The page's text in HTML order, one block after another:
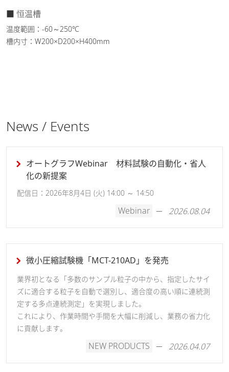
■ 恒温槽
温度範囲：-60～250℃
槽内寸：W200×D200×H400mm
News / Events
オートグラフWebinar 材料試験の自動化・省人
化の新提案
配信日：2026年8月4日 (火) 14:00 ～ 14:50
Webinar 2026.08.04
微小圧縮試験機「MCT-210AD」を発売
業界初となる「多数のサンプル粒子の中から、指定したサイ
ズに適合する粒子を自動で選別し、適合度の高い順に連続測
定する多点連続測定」を実現しました。
これにより、作業時間や手間を大幅に削減し、業務の省力化
に貢献します。
NEW PRODUCTS 2026.04.07